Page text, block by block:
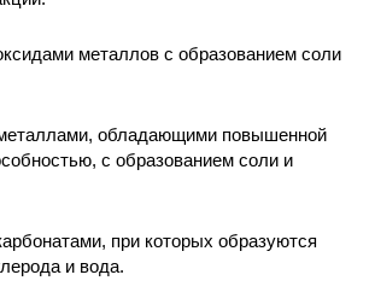
металлов с образованием соли
обладающими повышенной
с образованием соли и
при которых образуются
и вода.